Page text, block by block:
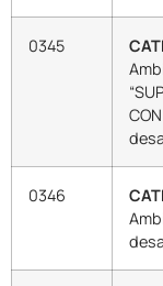
0345
0346